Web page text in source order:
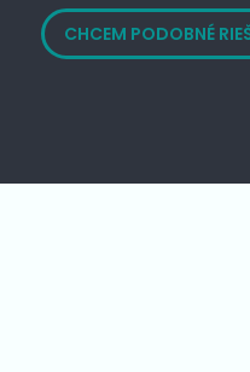
CHCEM PODOBNÉ